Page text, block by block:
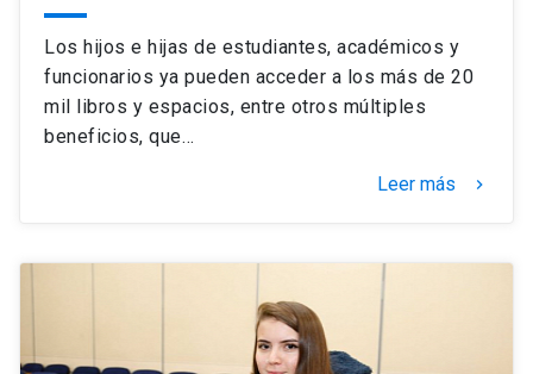
Los hijos e hijas de estudiantes, académicos y
funcionarios ya pueden acceder a los más de 20
mil libros y espacios, entre otros múltiples
beneficios, que…
Leer más keyboard_arrow_right